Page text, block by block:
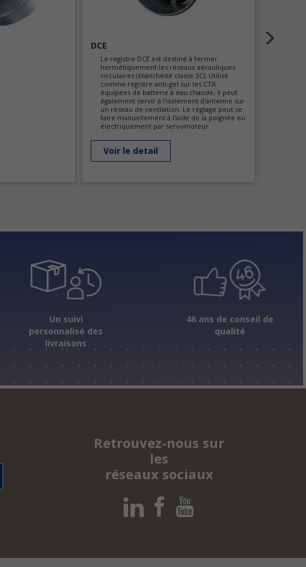
DCE
Le registre DCE est destiné à fermer
hermétiquement les réseaux aérauliques
circulaires (étanchéité classe 3C). Utilisé
comme registre anti-gel sur les CTA
équipées de batterie à eau chaude, il peut
également servir à l'isolement d'antenne sur
un réseau de ventilation. Le réglage peut se
faire manuellement à l'aide de la poignée ou
électriquement par servomoteur.
Voir le detail
FSA
Un suivi
personnalisé des
livraisons
46 ans de conseil de
qualité
Retrouvez-nous sur
les
réseaux sociaux